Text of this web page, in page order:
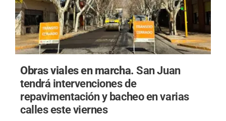
Obras viales en marcha.San Juan
tendrá intervenciones de
repavimentación y bacheo en varias
calles este viernes